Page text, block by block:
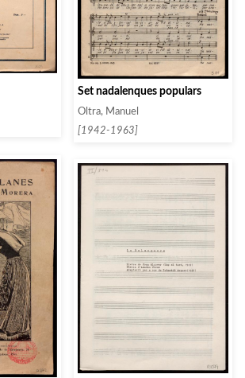
Set nadalenques populars
Oltra, Manuel
[1942-1963]